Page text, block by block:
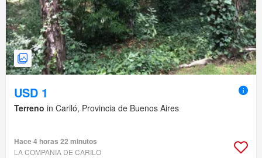
USD 1
Terreno in Cariló, Provincia de Buenos Aires
Hace 4 horas 22 minutos
LA COMPANIA DE CARILO